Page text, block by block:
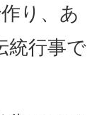
り、あ
統行事で